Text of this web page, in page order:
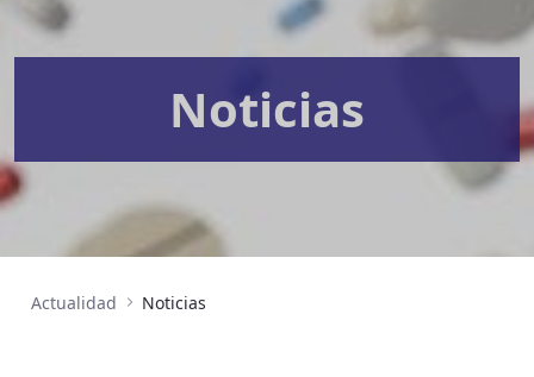
Noticias
Actualidad Noticias